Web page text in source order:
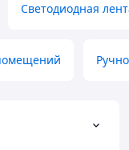
Светодиодная